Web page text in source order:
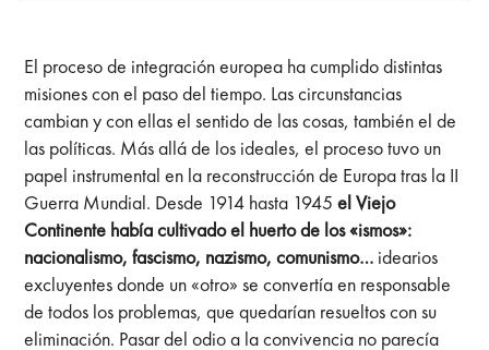
El proceso de integración europea ha cumplido distintas
misiones con el paso del tiempo. Las circunstancias
cambian y con ellas el sentido de las cosas, también el de
las políticas. Más allá de los ideales, el proceso tuvo un
papel instrumental en la reconstrucción de Europa tras la II
Guerra Mundial. Desde 1914 hasta 1945el Viejo
Continente había cultivado el huerto de los «ismos»:
nacionalismo, fascismo, nazismo, comunismo… idearios
excluyentes donde un «otro» se convertía en responsable
de todos los problemas, que quedarían resueltos con su
eliminación. Pasar del odio a la convivencia no parecía